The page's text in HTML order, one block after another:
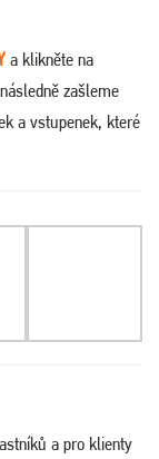
a klikněte na
zašleme
a vstupenek, které
a pro klienty